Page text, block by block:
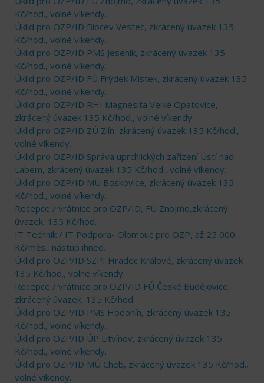
Kč/hod., volné víkendy.
Úklid pro OZP/ID Biocev Vestec, zkrácený úvazek 135
Kč/hod., volné víkendy.
Úklid pro OZP/ID PMS Jeseník, zkrácený úvazek 135
Kč/hod., volné víkendy.
Úklid pro OZP/ID FÚ Frýdek Místek, zkrácený úvazek 135
Kč/hod., volné víkendy.
Úklid pro OZP/ID RHI Magnesita Velké Opatovice,
zkrácený úvazek 135 Kč/hod., volné víkendy.
Úklid pro OZP/ID ZÚ Zlín, zkrácený úvazek 135 Kč/hod.,
volné víkendy.
Úklid pro OZP/ID Správa uprchlických zařízení Ústí nad
Labem, zkrácený úvazek 135 Kč/hod., volné víkendy.
Úklid pro OZP/ID MÚ Boskovice, zkrácený úvazek 135
Kč/hod., volné víkendy.
Recepce / vrátnice pro OZP/ID, FÚ Znojmo,zkrácený
úvazek, 135 Kč/hod.
IT Technik / IT Podpora- Olomouc pro OZP, až 25 000
Kč/měs., nástup ihned.
Úklid pro OZP/ID SZPI Hradec Králové, zkrácený úvazek
135 Kč/hod., volné víkendy.
Recepce / vrátnice pro OZP/ID FÚ České Budějovice,
zkrácený úvazek, 135 Kč/hod.
Úklid pro OZP/ID PMS Hodonín, zkrácený úvazek 135
Kč/hod., volné víkendy.
Úklid pro OZP/ID ÚP Litvínov, zkrácený úvazek 135
Kč/hod., volné víkendy.
Úklid pro OZP/ID MÚ Cheb, zkrácený úvazek 135 Kč/hod.,
volné víkendy.